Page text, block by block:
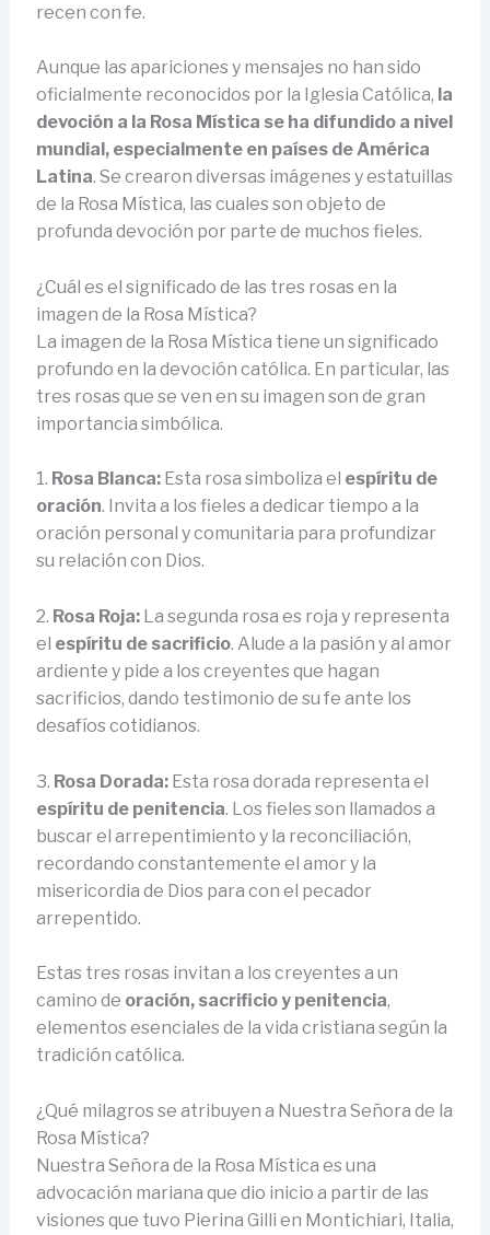
recen con fe.
Aunque las apariciones y mensajes no han sido
oficialmente reconocidos por la Iglesia Católica, la
devoción a la Rosa Mística se ha difundido a nivel
mundial, especialmente en países de América
Latina. Se crearon diversas imágenes y estatuillas
de la Rosa Mística, las cuales son objeto de
profunda devoción por parte de muchos fieles.
¿Cuál es el significado de las tres rosas en la
imagen de la Rosa Mística?
La imagen de la Rosa Mística tiene un significado
profundo en la devoción católica. En particular, las
tres rosas que se ven en su imagen son de gran
importancia simbólica.
1. Rosa Blanca:Esta rosa simboliza el espíritu de
oración. Invita a los fieles a dedicar tiempo a la
oración personal y comunitaria para profundizar
su relación con Dios.
2. Rosa Roja:La segunda rosa es roja y representa
el espíritu de sacrificio. Alude a la pasión y al amor
ardiente y pide a los creyentes que hagan
sacrificios, dando testimonio de su fe ante los
desafíos cotidianos.
3. Rosa Dorada:Esta rosa dorada representa el
espíritu de penitencia. Los fieles son llamados a
buscar el arrepentimiento y la reconciliación,
recordando constantemente el amor y la
misericordia de Dios para con el pecador
arrepentido.
Estas tres rosas invitan a los creyentes a un
camino de oración, sacrificio y penitencia,
elementos esenciales de la vida cristiana según la
tradición católica.
¿Qué milagros se atribuyen a Nuestra Señora de la
Rosa Mística?
Nuestra Señora de la Rosa Mística es una
advocación mariana que dio inicio a partir de las
visiones que tuvo Pierina Gilli en Montichiari, Italia,